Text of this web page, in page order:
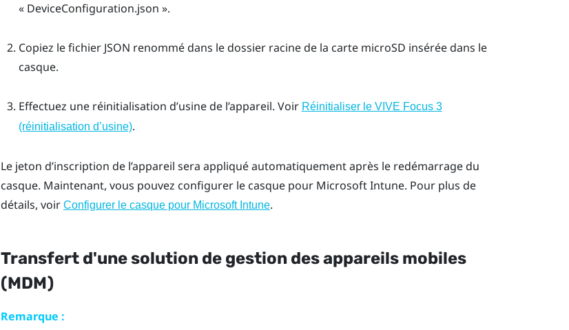
« DeviceConfiguration.json ».
Copiez le fichier JSON renommé dans le dossier racine de la carte microSD insérée dans le
casque.
Effectuez une réinitialisation d’usine de l’appareil. Voir Réinitialiser le VIVE Focus 3
(réinitialisation d’usine).
Le jeton d’inscription de l’appareil sera appliqué automatiquement après le redémarrage du
casque. Maintenant, vous pouvez configurer le casque pour Microsoft Intune. Pour plus de
détails, voir Configurer le casque pour Microsoft Intune.
Transfert d'une solution de gestion des appareils mobiles
(MDM)
Remarque :